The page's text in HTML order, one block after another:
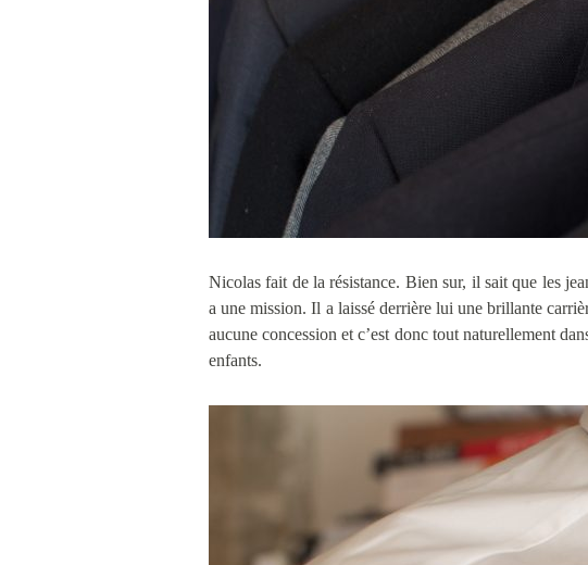
Nicolas fait de la résistance. Bien sur, il sait que les
a une mission. Il a laissé derrière lui une brillante
aucune concession et c’est donc tout naturellement
enfants.